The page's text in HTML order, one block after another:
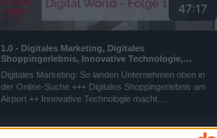
47:17
1.0 - Digitales Marketing, Digitales
Shoppingerlebnis, Innovative Technologie,
Digitales Marketing: So landen Unternehmen oben in
der Online-Suche +++ Digitales Shoppingerlebnis am
Airport ++ Innovative Technologie macht